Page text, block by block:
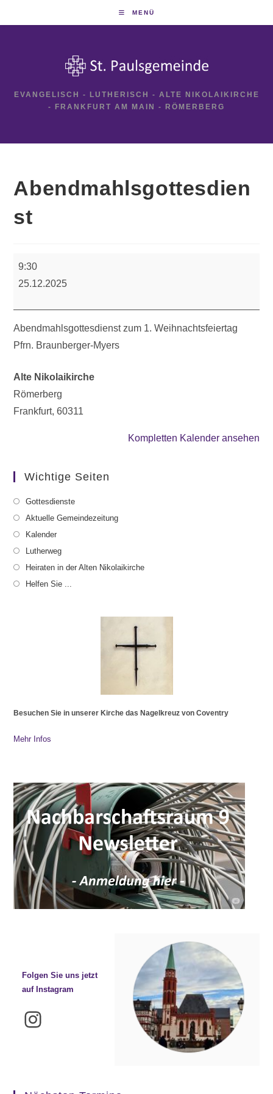
MENÜ
EVANGELISCH - LUTHERISCH - ALTE NIKOLAIKIRCHE
- FRANKFURT AM MAIN - RÖMERBERG
Abendmahlsgottesdien
st
9:30
25.12.2025
Abendmahlsgottesdienst zum 1. Weihnachtsfeiertag
Pfrn. Braunberger-Myers
Alte Nikolaikirche
Römerberg
Frankfurt,60311
Kompletten Kalender ansehen
Wichtige Seiten
Gottesdienste
Aktuelle Gemeindezeitung
Kalender
Lutherweg
Heiraten in der Alten Nikolaikirche
Helfen Sie ...
Besuchen Sie in unserer Kirche das Nagelkreuz von Coventry
Mehr Infos
Folgen Sie uns jetzt
auf Instagram
Instagram